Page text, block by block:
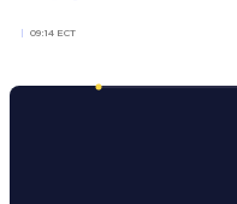
09:14 ECT